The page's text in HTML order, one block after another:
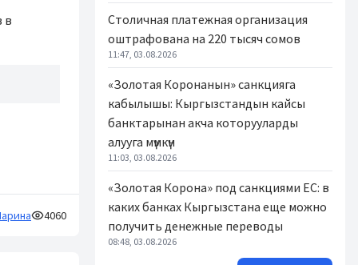
в
4060
Столичная платежная организация
оштрафована на 220 тысяч сомов
11:47, 03.08.2026
«Золотая Коронанын» санкцияга
кабылышы: Кыргызстандын кайсы
банктарынан акча которууларды
алууга мүмкүн
11:03, 03.08.2026
«Золотая Корона» под санкциями ЕС: в
каких банках Кыргызстана еще можно
получить денежные переводы
08:48, 03.08.2026